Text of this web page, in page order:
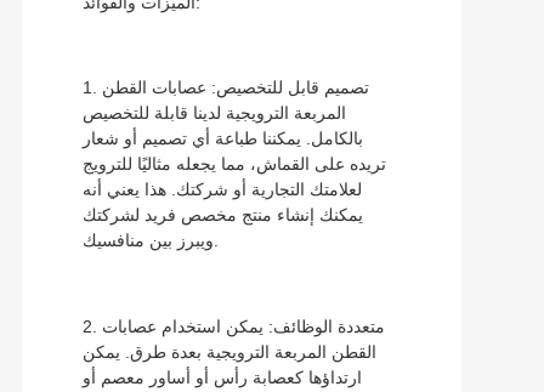
1. تصميم قابل للتخصيص: عصابات القطن
المربعة الترويجية لدينا قابلة للتخصيص
بالكامل. يمكننا طباعة أي تصميم أو شعار
تريده على القماش، مما يجعله مثاليًا للترويج
لعلامتك التجارية أو شركتك. هذا يعني أنه
يمكنك إنشاء منتج مخصص فريد لشركتك
ويبرز بين منافسيك.
2. متعددة الوظائف: يمكن استخدام عصابات
القطن المربعة الترويجية بعدة طرق. يمكن
ارتداؤها كعصابة رأس أو أساور معصم أو